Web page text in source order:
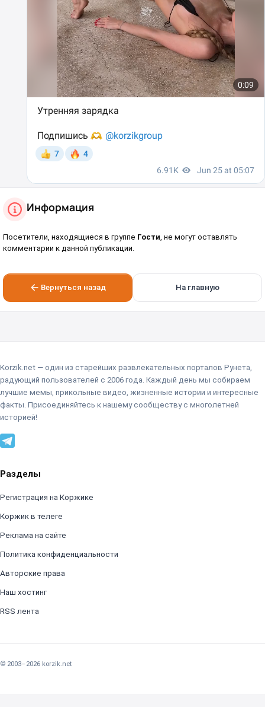
Информация
Посетители, находящиеся в группе Гости , не могут оставлять
комментарии к данной публикации.
Вернуться назад На главную
Korzik.net — один из старейших развлекательных порталов Рунета,
радующий пользователей с 2006 года. Каждый день мы собираем
лучшие мемы, прикольные видео, жизненные истории и интересные
факты. Присоединяйтесь к нашему сообществу с многолетней
историей!
Разделы
Регистрация на Коржике
Коржик в телеге
Реклама на сайте
Политика конфиденциальности
Авторские права
Наш хостинг
RSS лента
© 2003–2026 korzik.net